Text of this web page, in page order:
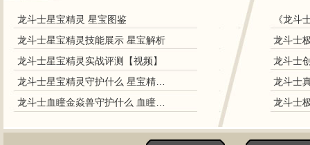
龙斗士星宝精灵 星宝图鉴
龙斗士星宝精灵技能展示 星宝解析
龙斗士星宝精灵实战评测【视频】
龙斗士星宝精灵守护什么 星宝精灵守护力
龙斗士血瞳金焱兽守护什么 血瞳金焱兽守护力
《龙斗
龙斗士